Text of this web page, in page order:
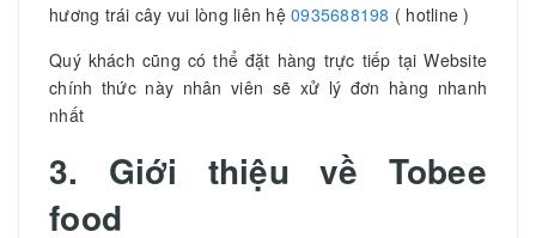
hương trái cây vui lòng liên hệ 0935688198 ( hotline )
Quý khách cũng có thể đặt hàng trực tiếp tại Website
chính thức này nhân viên sẽ xử lý đơn hàng nhanh
nhất
3. Giới thiệu về Tobee
food